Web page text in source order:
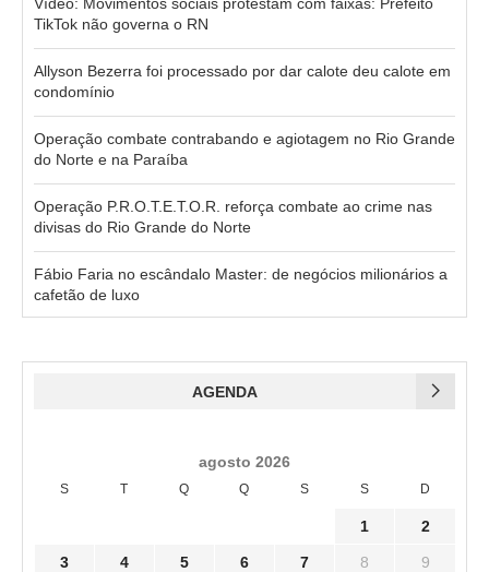
TikTok não governa o RN
Allyson Bezerra foi processado por dar calote deu calote em
condomínio
Operação combate contrabando e agiotagem no Rio Grande
do Norte e na Paraíba
Operação P.R.O.T.E.T.O.R. reforça combate ao crime nas
divisas do Rio Grande do Norte
Fábio Faria no escândalo Master: de negócios milionários a
cafetão de luxo
AGENDA
agosto 2026
S T Q Q S S D
1 2
3 4 5 6 7 8 9